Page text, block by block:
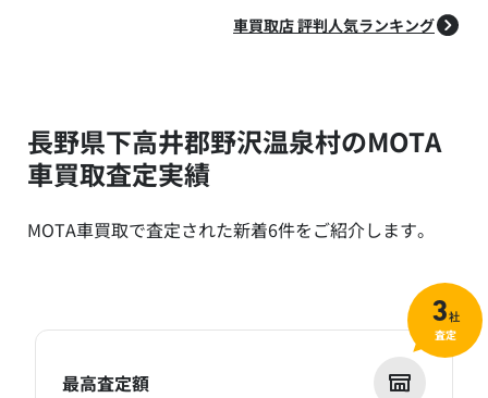
車買取店 評判人気ランキング
長野県下高井郡野沢温泉村のMOTA
車買取査定実績
MOTA車買取で査定された新着6件をご紹介します。
最高査定額
3社
査定